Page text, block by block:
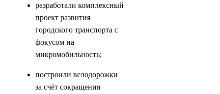
разработали комплексный
проект развития
городского транспорта с
фокусом на
микромобильность;
построили велодорожки
за счёт сокращения